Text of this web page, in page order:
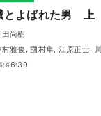
とよばれた男 上
田尚樹
大林隆介, 樫井笙人, 金光宣
啓夫, 酒巻光宏, 久嶋志帆,